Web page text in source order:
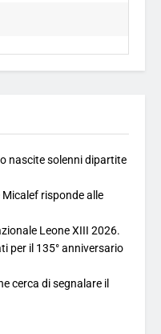
nascite solenni dipartite
risponde alle
Leone XIII 2026.
per il 135° anniversario
cerca di segnalare il